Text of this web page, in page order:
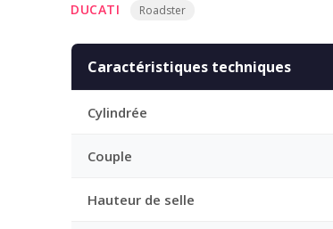
DUCATI Roadster
Caractéristiques techniques
Cylindrée
Couple
Hauteur de selle